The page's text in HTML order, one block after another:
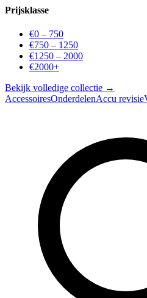
Prijsklasse
€0 – 750
€750 – 1250
€1250 – 2000
€2000+
Bekijk volledige collectie →
AccessoiresOnderdelenAccu revisie